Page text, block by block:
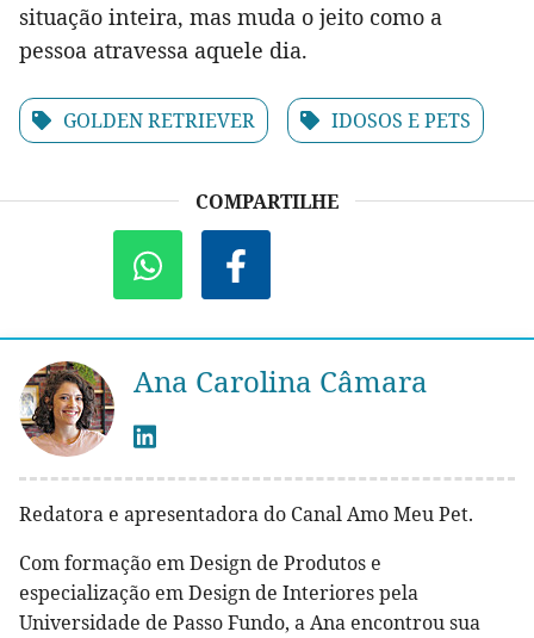
situação inteira, mas muda o jeito como a
pessoa atravessa aquele dia.
GOLDEN RETRIEVER IDOSOS E PETS
COMPARTILHE
Ana Carolina Câmara
Redatora e apresentadora do Canal Amo Meu Pet.
Com formação em Design de Produtos e
especialização em Design de Interiores pela
Universidade de Passo Fundo, a Ana encontrou sua